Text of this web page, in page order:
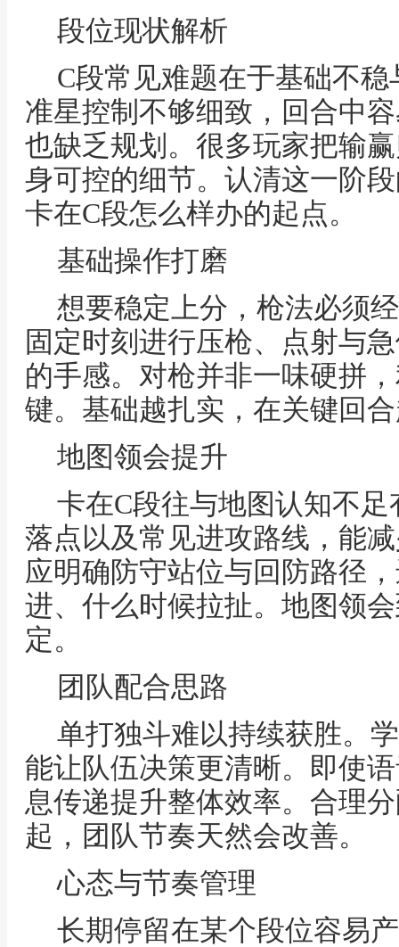
段位现状解析
C段常见难题在于基础不
准星控制不够细致，回合中
也缺乏规划。很多玩家把输
身可控的细节。认清这一阶
卡在C段怎么样办的起点。
基础操作打磨
想要稳定上分，枪法必须
固定时刻进行压枪、点射与
的手感。对枪并非一味硬拼
键。基础越扎实，在关键回
地图领会提升
卡在C段往与地图认知不
落点以及常见进攻路线，能
应明确防守站位与回防路径
进、什么时候拉扯。地图领
定。
团队配合思路
单打独斗难以持续获胜。
能让队伍决策更清晰。即使
息传递提升整体效率。合理
起，团队节奏天然会改善。
心态与节奏管理
长期停留在某个段位容易